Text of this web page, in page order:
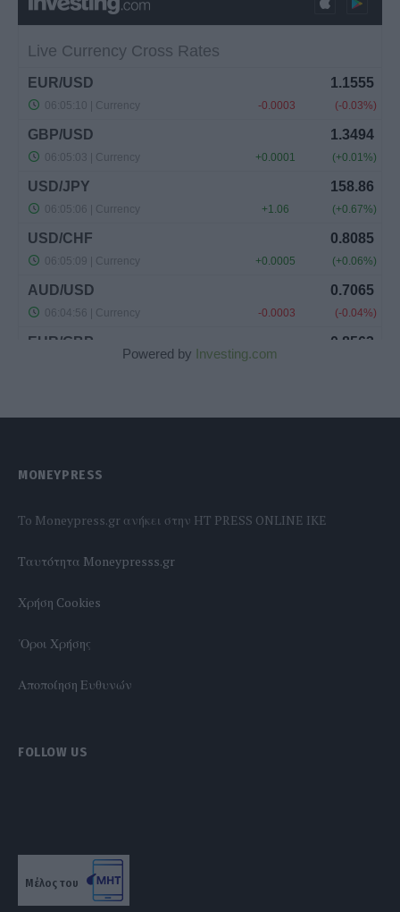
Powered by Investing.com
MONEYPRESS
To Moneypress.gr ανήκει στην HT PRESS ONLINE IKE
Tαυτότητα Moneypresss.gr
Χρήση Cookies
'Οροι Χρήσης
Αποποίηση Ευθυνών
FOLLOW US
Μέλος του